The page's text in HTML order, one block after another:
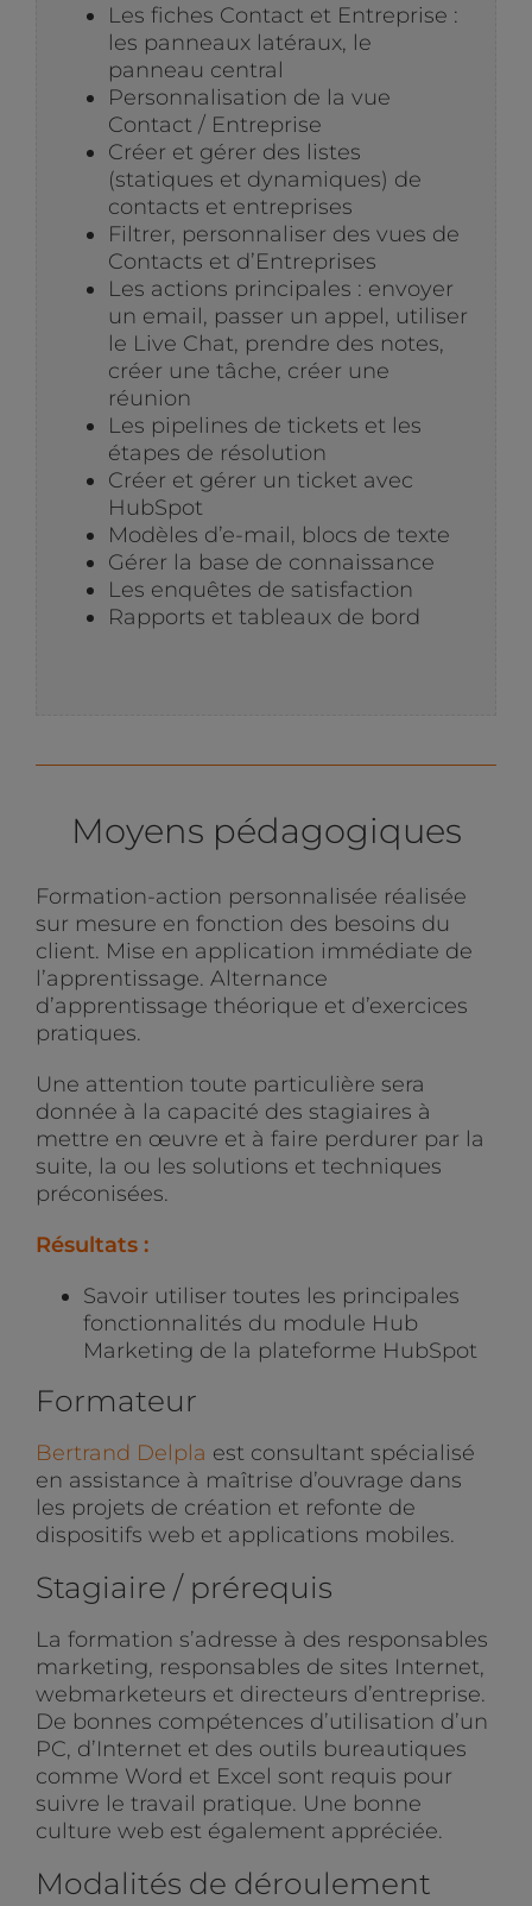
Les fiches Contact et Entreprise :
les panneaux latéraux, le
panneau central
Personnalisation de la vue
Contact / Entreprise
Créer et gérer des listes
(statiques et dynamiques) de
contacts et entreprises
Filtrer, personnaliser des vues de
Contacts et d’Entreprises
Les actions principales : envoyer
un email, passer un appel, utiliser
le Live Chat, prendre des notes,
créer une tâche, créer une
réunion
Les pipelines de tickets et les
étapes de résolution
Créer et gérer un ticket avec
HubSpot
Modèles d’e-mail, blocs de texte
Gérer la base de connaissance
Les enquêtes de satisfaction
Rapports et tableaux de bord
Moyens pédagogiques
Formation-action personnalisée réalisée
sur mesure en fonction des besoins du
client. Mise en application immédiate de
l’apprentissage. Alternance
d’apprentissage théorique et d’exercices
pratiques.
Une attention toute particulière sera
donnée à la capacité des stagiaires à
mettre en œuvre et à faire perdurer par la
suite, la ou les solutions et techniques
préconisées.
Résultats :
Savoir utiliser toutes les principales
fonctionnalités du module Hub
Marketing de la plateforme HubSpot
Formateur
Bertrand Delpla est consultant spécialisé
en assistance à maîtrise d’ouvrage dans
les projets de création et refonte de
dispositifs web et applications mobiles.
Stagiaire / prérequis
La formation s’adresse à des responsables
marketing, responsables de sites Internet,
webmarketeurs et directeurs d’entreprise.
De bonnes compétences d’utilisation d’un
PC, d’Internet et des outils bureautiques
comme Word et Excel sont requis pour
suivre le travail pratique. Une bonne
culture web est également appréciée.
Modalités de déroulement